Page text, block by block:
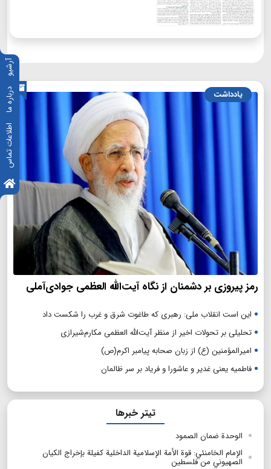
آرشیو
درباره ما
اطلاعات تماس
یادداشت
رمز پیروزی بر دشمنان از نگاه آیت‌الله العظمی جوادی‌آملی
این است انقلاب ملی: رهبری که طاغوت شرق و غرب را شکست داد
تحلیلی بر تحولات اخیر از منظر آیت‌الله العظمی مکارم‌شیرازی
امیرالمؤمنین (ع) از زبان صحابه پیامبر اکرم(ص)
فاطمیه یعنی غدیر و عاشورا و فریاد بر سر ظالمان
تیتر خبرها
الوحدة ضمان الصمود
الإمام الخامنئي: قوة الأمة الإسلامية الداخلية كفيلة بإخراج الكيان
الصهيوني من فلسطين